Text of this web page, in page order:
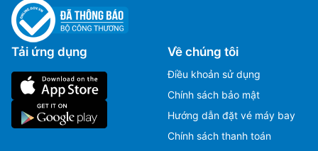
Tải ứng dụng Về chúng tôi
Điều khoản sử dụng
Chính sách bảo mật
Hướng dẫn đặt vé máy bay
Chính sách thanh toán